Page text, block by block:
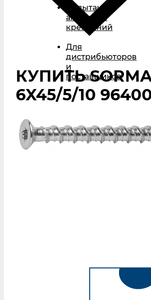
Испытания
анкерных
креплений
Для
дистрибьюторов
и
поставщиков
КУПИТЬ
6X45/5/10